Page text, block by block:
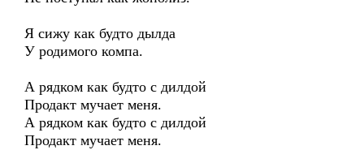
Я сижу как будто дылда
У родимого компа.
А рядком как будто с дилдой
Продакт мучает меня.
А рядком как будто с дилдой
Продакт мучает меня.